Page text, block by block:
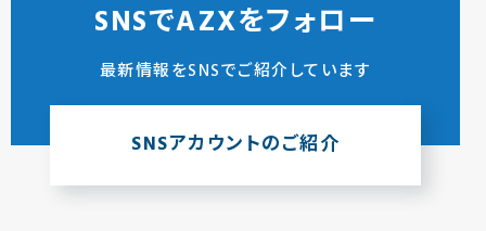
SNSでAZXをフォロー
最新情報をSNSでご紹介しています
SNSアカウントのご紹介